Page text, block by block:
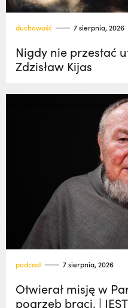
duchowość 7 sierpnia, 2026
Nigdy nie przestać
Zdzisław Kijas
podcast 7 sierpnia, 2026
Otwierał misję w
pogrzeb braci. |